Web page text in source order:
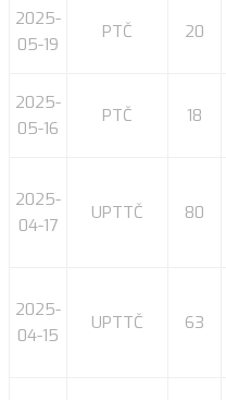
2025-
05-19
PTČ 20
2025-
05-16
PTČ 18
2025-
04-17
UPTTČ 80
2025-
04-15
UPTTČ 63